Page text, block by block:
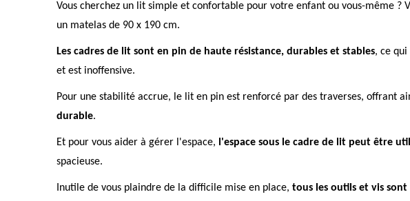
Vous cherchez un lit simple et confortable pour votre enfant ou vous-même
un matelas de 90 x 190 cm.
Les cadres de lit sont en pin de haute résistance, durables et stables, ce
et est inoffensive.
Pour une stabilité accrue, le lit en pin est renforcé par des traverses, offrant
durable.
Et pour vous aider à gérer l'espace, l'espace sous le cadre de lit peut être
spacieuse.
Inutile de vous plaindre de la difficile mise en place, tous les outils et vis